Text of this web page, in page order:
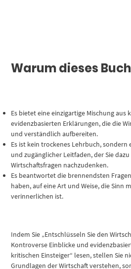
Warum dieses
Es bietet eine einzigartige Mischung
evidenzbasierten Erklärungen, die die
und verständlich aufbereiten.
Es ist kein trockenes Lehrbuch, sondern
und zugänglicher Leitfaden, der Sie
Wirtschaftsfragen nachzudenken.
Es beantwortet die brennendsten
haben, auf eine Art und Weise, die Sinn
verinnerlichen ist.
Indem Sie „Entschlüsseln Sie den
Kontroverse Einblicke und
kritischen Einsteiger“ lesen, stellen Sie
Grundlagen der Wirtschaft verstehen,